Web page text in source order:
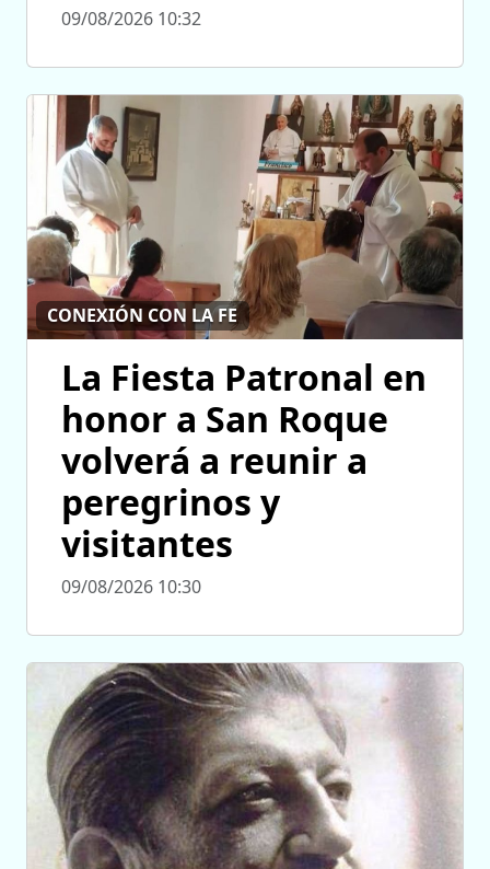
09/08/2026 10:32
CONEXIÓN CON LA FE
La Fiesta Patronal en
honor a San Roque
volverá a reunir a
peregrinos y
visitantes
09/08/2026 10:30